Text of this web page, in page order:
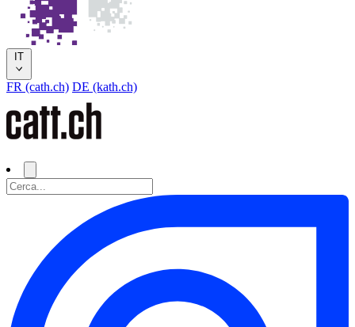
IT
FR (cath.ch) DE (kath.ch)